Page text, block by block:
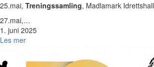
25.mai, Treningssamling, Madlamark Idrettshall
27.mai,…
1. juni 2025
Les mer